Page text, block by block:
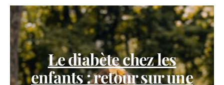
Le diabète chez les
enfants : retour sur une